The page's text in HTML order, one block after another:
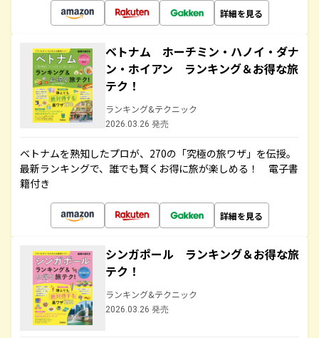
詳細を見る
ベトナム ホーチミン・ハノイ・ダナ
ン・ホイアン ランキング＆お得な旅
テク！
ランキング&テクニック
2026.03.26 発売
ベトナムを熟知したプロが、270の「究極の旅ワザ」を伝授。
最新ランキングで、誰でも賢くお得に旅が楽しめる！ 電子書
籍付き
詳細を見る
シンガポール ランキング＆お得な旅
テク！
ランキング&テクニック
2026.03.26 発売